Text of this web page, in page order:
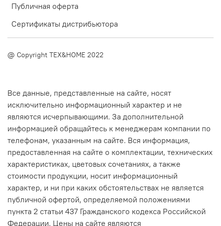
Публичная оферта
Сертификаты дистрибьютора
@ Copyright TEX&HOME 2022
Все данные, представленные на сайте, носят
исключительно информационный характер и не
являются исчерпывающими. За дополнительной
информацией обращайтесь к менеджерам компании по
телефонам, указанным на сайте. Вся информация,
предоставленная на сайте о комплектации, технических
характеристиках, цветовых сочетаниях, а также
стоимости продукции, носит информационный
характер, и ни при каких обстоятельствах не является
публичной офертой, определяемой положениями
пункта 2 статьи 437 Гражданского кодекса Российской
Федерации. Цены на сайте являются